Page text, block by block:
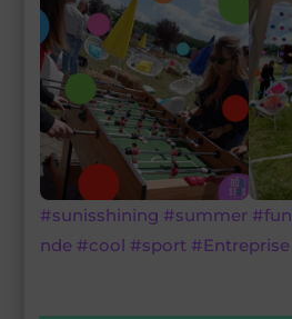
#sunisshining #summer #fun
nde #cool #sport #Entreprise